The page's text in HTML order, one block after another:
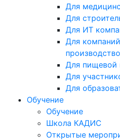
Для
Для
Для ИТ
Для
Для пищевой
Для
Для
Обучение
Обучение
Школа КАДИС
Открытые